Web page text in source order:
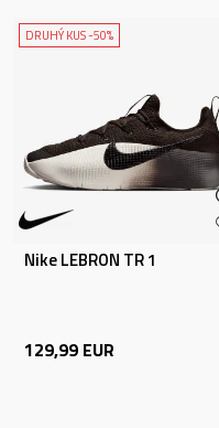
DRUHÝ KUS -50%
Nike LEBRON TR 1
129,99 EUR